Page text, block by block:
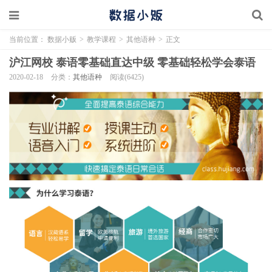
当前位置： 数据小贩 > 教学课程 > 其他语种 > 正文
沪江网校 泰语零基础直达中级 零基础轻松学会泰语
2020-02-18 分类： 其他语种 阅读(6425)